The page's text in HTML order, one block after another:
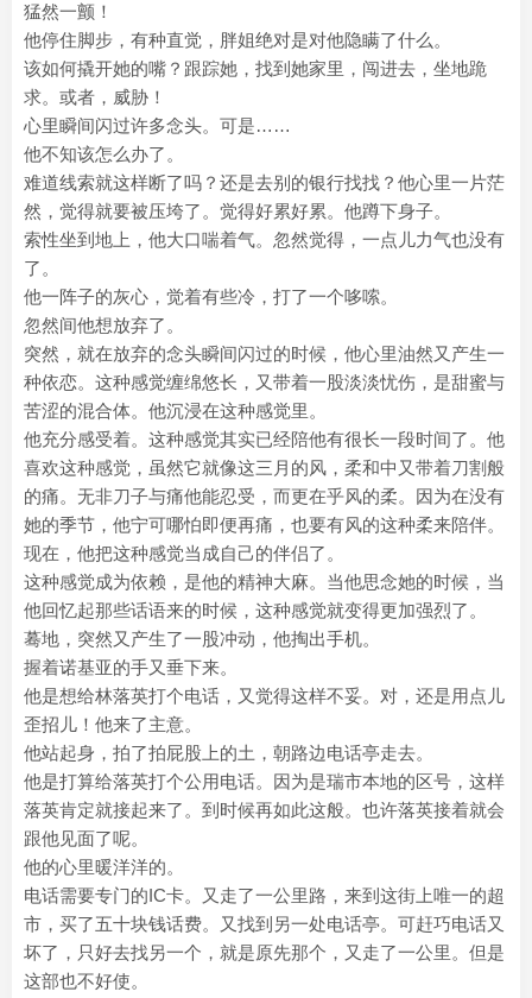
猛然一颤！
他停住脚步，有种直觉，胖姐绝对是对他隐瞒了什么。
该如何撬开她的嘴？跟踪她，找到她家里，闯进去，坐地跪
求。或者，威胁！
心里瞬间闪过许多念头。可是……
他不知该怎么办了。
难道线索就这样断了吗？还是去别的银行找找？他心里一片茫
然，觉得就要被压垮了。觉得好累好累。他蹲下身子。
索性坐到地上，他大口喘着气。忽然觉得，一点儿力气也没有
了。
他一阵子的灰心，觉着有些冷，打了一个哆嗦。
忽然间他想放弃了。
突然，就在放弃的念头瞬间闪过的时候，他心里油然又产生一
种依恋。这种感觉缠绵悠长，又带着一股淡淡忧伤，是甜蜜与
苦涩的混合体。他沉浸在这种感觉里。
他充分感受着。这种感觉其实已经陪他有很长一段时间了。他
喜欢这种感觉，虽然它就像这三月的风，柔和中又带着刀割般
的痛。无非刀子与痛他能忍受，而更在乎风的柔。因为在没有
她的季节，他宁可哪怕即便再痛，也要有风的这种柔来陪伴。
现在，他把这种感觉当成自己的伴侣了。
这种感觉成为依赖，是他的精神大麻。当他思念她的时候，当
他回忆起那些话语来的时候，这种感觉就变得更加强烈了。
蓦地，突然又产生了一股冲动，他掏出手机。
握着诺基亚的手又垂下来。
他是想给林落英打个电话，又觉得这样不妥。对，还是用点儿
歪招儿！他来了主意。
他站起身，拍了拍屁股上的土，朝路边电话亭走去。
他是打算给落英打个公用电话。因为是瑞市本地的区号，这样
落英肯定就接起来了。到时候再如此这般。也许落英接着就会
跟他见面了呢。
他的心里暖洋洋的。
电话需要专门的IC卡。又走了一公里路，来到这街上唯一的超
市，买了五十块钱话费。又找到另一处电话亭。可赶巧电话又
坏了，只好去找另一个，就是原先那个，又走了一公里。但是
这部也不好使。